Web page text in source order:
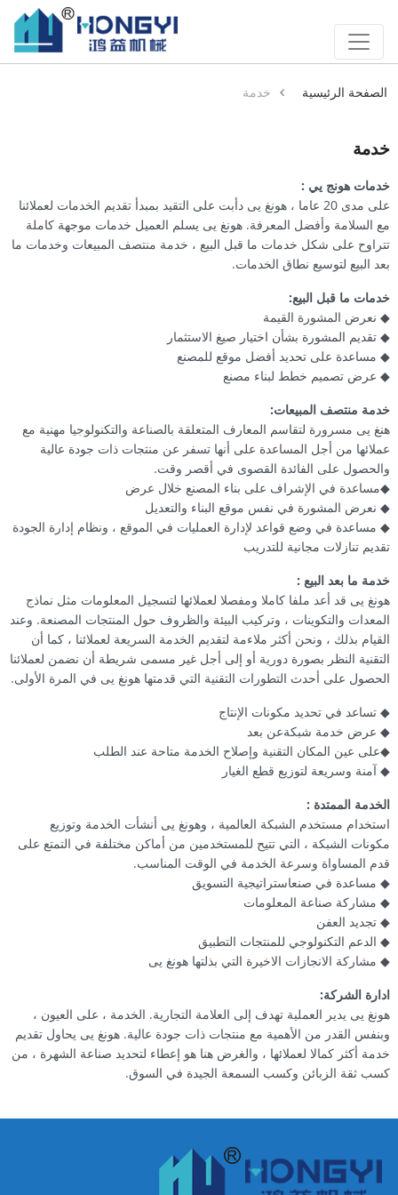
الصفحة الرئيسية خدمة
خدمة
خدمات هونج يي :
على مدى 20 عاما ، هونغ يى دأبت على التقيد بمبدأ تقديم الخدمات لعملائنا
مع السلامة وأفضل المعرفة. هونغ يى يسلم العميل خدمات موجهة كاملة
تتراوح على شكل خدمات ما قبل البيع ، خدمة منتصف المبيعات وخدمات ما
بعد البيع لتوسيع نطاق الخدمات.
خدمات ما قبل البيع:
◆ نعرض المشورة القيمة
◆ تقديم المشورة بشأن اختيار صيغ الاستثمار
◆ مساعدة على تحديد أفضل موقع للمصنع
◆ عرض تصميم خطط لبناء مصنع
خدمة منتصف المبيعات:
هنغ يى مسرورة لتقاسم المعارف المتعلقة بالصناعة والتكنولوجيا مهنية مع
عملائها من أجل المساعدة على أنها تسفر عن منتجات ذات جودة عالية
والحصول على الفائدة القصوى في أقصر وقت.
◆مساعدة في الإشراف على بناء المصنع خلال عرض
◆ نعرض المشورة في نفس موقع البناء والتعديل
◆ مساعدة في وضع قواعد لإدارة العمليات في الموقع ، ونظام إدارة الجودة
تقديم تنازلات مجانية للتدريب
خدمة ما بعد البيع :
هونغ يى قد أعد ملفا كاملا ومفصلا لعملائها لتسجيل المعلومات مثل نماذج
المعدات والتكوينات ، وتركيب البيئة والظروف حول المنتجات المصنعة. وعند
القيام بذلك ، ونحن أكثر ملاءمة لتقديم الخدمة السريعة لعملائنا ، كما أن
التقنية النظر بصورة دورية أو إلى أجل غير مسمى شريطة أن نضمن لعملائنا
الحصول على أحدث التطورات التقنية التي قدمتها هونغ يى في المرة الأولى.
◆ تساعد في تحديد مكونات الإنتاج
◆ عرض خدمة شبكةعن بعد
◆على عين المكان التقنية وإصلاح الخدمة متاحة عند الطلب
◆ آمنة وسريعة لتوزيع قطع الغيار
الخدمة الممتدة :
استخدام مستخدم الشبكة العالمية ، وهونغ يى أنشأت الخدمة وتوزيع
مكونات الشبكة ، التي تتيح للمستخدمين من أماكن مختلفة في التمتع على
قدم المساواة وسرعة الخدمة في الوقت المناسب.
◆ مساعدة في صنعاستراتيجية التسويق
◆ مشاركة صناعة المعلومات
◆ تجديد العفن
◆ الدعم التكنولوجي للمنتجات التطبيق
◆ مشاركة الانجازات الاخيرة التي بذلتها هونغ يى
ادارة الشركة:
هونغ يى يدير العملية تهدف إلى العلامة التجارية. الخدمة ، على العيون ،
وبنفس القدر من الأهمية مع منتجات ذات جودة عالية. هونغ يى يحاول تقديم
خدمة أكثر كمالا لعملائها ، والغرض هنا هو إعطاء لتحديد صناعة الشهرة ، من
كسب ثقة الزبائن وكسب السمعة الجيدة في السوق.